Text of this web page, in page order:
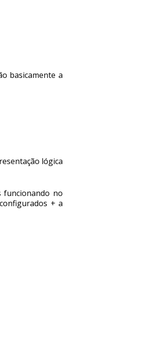
basicamente a
lógica
no
+ a